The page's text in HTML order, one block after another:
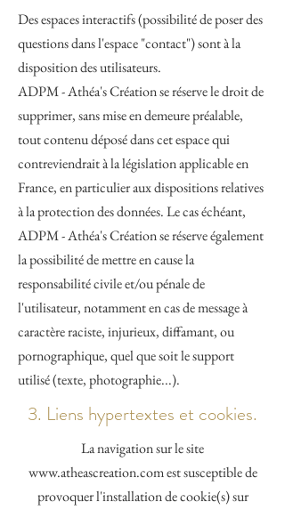
Des espaces interactifs (possibilité de poser des
questions dans l'espace "contact") sont à la
disposition des utilisateurs.
ADPM - Athéa's Création se réserve le droit de
supprimer, sans mise en demeure préalable,
tout contenu déposé dans cet espace qui
contreviendrait à la législation applicable en
France, en particulier aux dispositions relatives
à la protection des données. Le cas échéant,
ADPM - Athéa's Création se réserve également
la possibilité de mettre en cause la
responsabilité civile et/ou pénale de
l'utilisateur, notamment en cas de message à
caractère raciste, injurieux, diffamant, ou
pornographique, quel que soit le support
utilisé (texte, photographie...).
3. Liens hypertextes et cookies.
La navigation sur le site
www.atheascreation.comest susceptible de
provoquer l'installation de cookie(s) sur